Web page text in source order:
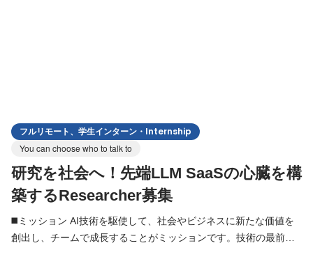
フルリモート、学生インターン・Internship
You can choose who to talk to
研究を社会へ！先端LLM SaaSの心臓を構
築するResearcher募集
◼️ミッション AI技術を駆使して、社会やビジネスに新たな価値を
創出し、チームで成長することがミッションです。技術の最前線